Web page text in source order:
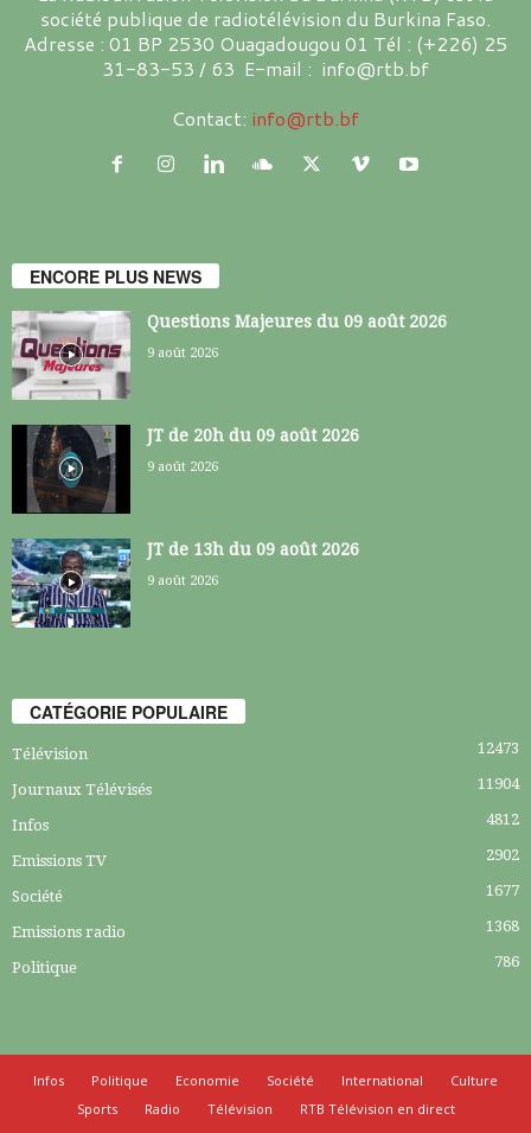
société publique de radiotélévision du Burkina Faso.
Adresse : 01 BP 2530 Ouagadougou 01 Tél : (+226) 25
31-83-53 / 63 E-mail : info@rtb.bf
Contact: info@rtb.bf
ENCORE PLUS NEWS
Questions Majeures du 09 août 2026
9 août 2026
JT de 20h du 09 août 2026
9 août 2026
JT de 13h du 09 août 2026
9 août 2026
CATÉGORIE POPULAIRE
Télévision 12473
Journaux Télévisés 11904
Infos 4812
Emissions TV 2902
Société 1677
Emissions radio 1368
Politique 786
Infos Politique Economie Société International
Culture
Sports
Radio Télévision
RTB Télévision en direct